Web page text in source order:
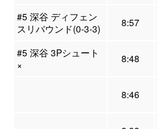
#5 深谷 ディフェン
スリバウンド(0-3-3)
8:57
#5 深谷 3Pシュート
×
8:48
8:46